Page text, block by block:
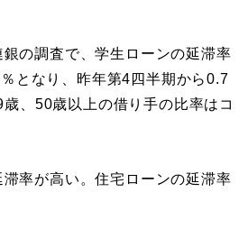
の調査で、学生ローンの延滞率
となり、昨年第4四半期から0.7
、50歳以上の借り手の比率はコ
率が高い。住宅ローンの延滞率